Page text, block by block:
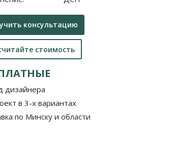
консультацию
стоимость
дизайнера
в 3-х вариантах
по Минску и области